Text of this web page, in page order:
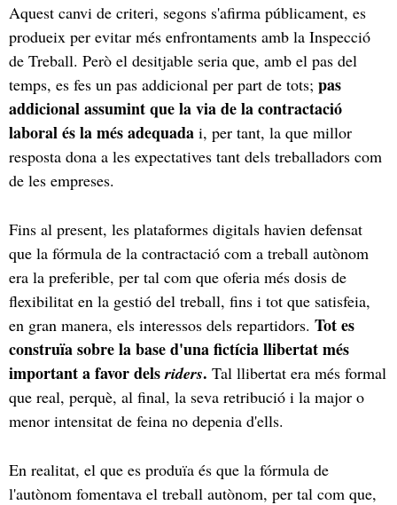
Aquest canvi de criteri, segons s'afirma públicament, es
produeix per evitar més enfrontaments amb la Inspecció
de Treball. Però el desitjable seria que, amb el pas del
temps, es fes un pas addicional per part de tots; pas
addicional assumint que la via de la contractació
laboral és la més adequada i, per tant, la que millor
resposta dona a les expectatives tant dels treballadors com
de les empreses.
Fins al present, les plataformes digitals havien defensat
que la fórmula de la contractació com a treball autònom
era la preferible, per tal com que oferia més dosis de
flexibilitat en la gestió del treball, fins i tot que satisfeia,
en gran manera, els interessos dels repartidors. Tot es
construïa sobre la base d'una fictícia llibertat més
important a favor delsriders. Tal llibertat era més formal
que real, perquè, al final, la seva retribució i la major o
menor intensitat de feina no depenia d'ells.
En realitat, el que es produïa és que la fórmula de
l'autònom fomentava el treball autònom, per tal com que,